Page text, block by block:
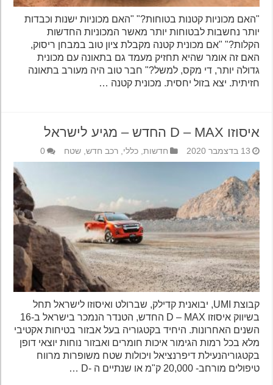
"האם מכוניות קטנות בטוחות?" "האם מכוניות ישנות וכבדות
יותר נחשבות לבטוחות יותר מאשר המכוניות החדשות
הקלות?" "אם מכונית קטנה מקבלת ציון טוב במבחן ריסוק,
האם זה אומר שהיא תחזיק מעמד גם בתאונה עם מכונית
גדולה יותר, די מקס, למשל?" חבר טוב היה מעורב בתאונה
חזיתית. יצא בזול יחסית. מכונית קטנה …
איסוזו D – MAX החדש – מגיע לישראל
13 בדצמבר 2020 חדשות,כללי,רכב חדש,שטח 0
קבוצת UMI, יבואנית קדילק, שברולט ואיסוזו לישראל תחל
בשיווק איסוזו D – MAX החדש, הטנדר הנמכר בישראל ב-16
השנים האחרונות. היחיד בקטגוריה בעל אבזור בטיחות אקטיבי
מלא בכל רמות הגימור איכות חומרים ואבזור נוחות יוצאי דופן
בקטגוריהנעילת דיפרנציאל ויכולות שטח משופרות מרווח
טיפולים מורחב- 20,000 ק"מ או שנתיים ה -D …